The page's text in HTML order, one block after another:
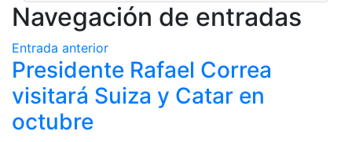
Navegación de entradas
Entrada anterior
Presidente Rafael Correa
visitará Suiza y Catar en
octubre